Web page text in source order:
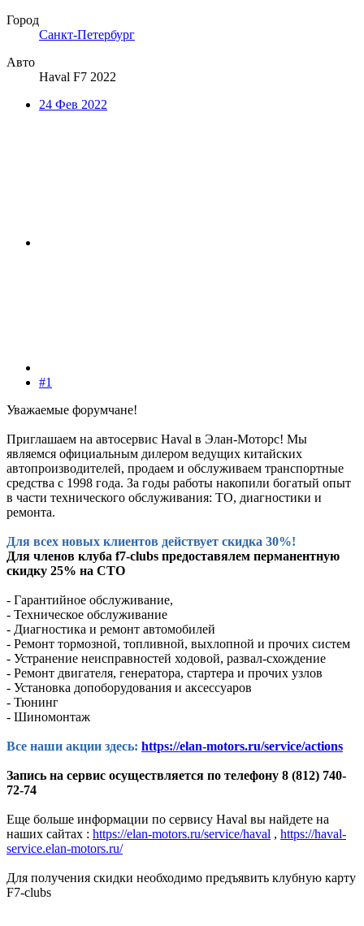
Город
Санкт-Петербург
Авто
Haval F7 2022
24 Фев 2022
#1
Уважаемые форумчане!
Приглашаем на автосервис Haval в Элан-Моторс! Мы
являемся официальным дилером ведущих китайских
автопроизводителей, продаем и обслуживаем транспортные
средства с 1998 года. За годы работы накопили богатый опыт
в части технического обслуживания: ТО, диагностики и
ремонта.
Для всех новых клиентов действует скидка 30%!
Для членов клуба f7-clubs предоставялем перманентную
скидку 25% на СТО
- Гарантийное обслуживание,
- Техническое обслуживание
- Диагностика и ремонт автомобилей
- Ремонт тормозной, топливной, выхлопной и прочих систем
- Устранение неисправностей ходовой, развал-схождение
- Ремонт двигателя, генератора, стартера и прочих узлов
- Установка допоборудования и аксессуаров
- Тюнинг
- Шиномонтаж
Все наши акции здесь: https://elan-motors.ru/service/actions
Запись на сервис осуществляется по телефону 8 (812) 740-
72-74
Еще больше информации по сервису Haval вы найдете на
наших сайтах : https://elan-motors.ru/service/haval , https://haval-
service.elan-motors.ru/
Для получения скидки необходимо предъявить клубную карту
F7-clubs